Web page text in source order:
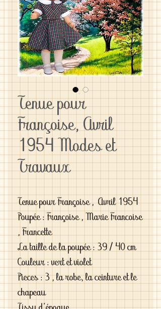
Tenue pour
Françoise, Avril
1954 Modes et
Travaux
Tenue pour Françoise , Avril 1954
Poupée : Françoise , Marie Francoise
, Francette
La taille de la poupée : 39 / 40 cm
Couleur : vert et violet
Pieces : 3 , la robe, la ceinture et le
chapeau